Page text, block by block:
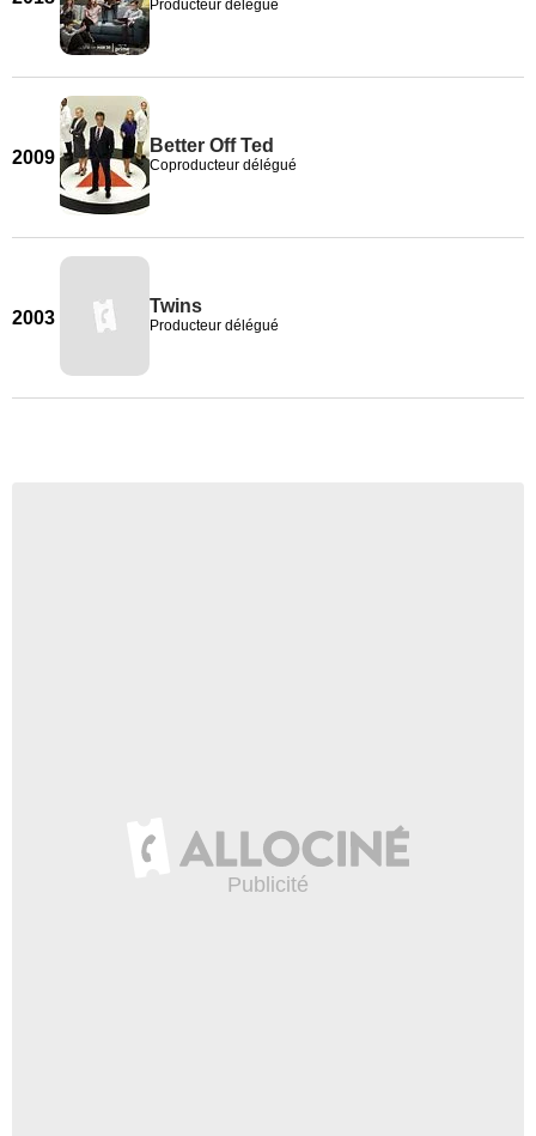
Producteur délégué
2009
Better Off Ted
Coproducteur délégué
2003
Twins
Producteur délégué